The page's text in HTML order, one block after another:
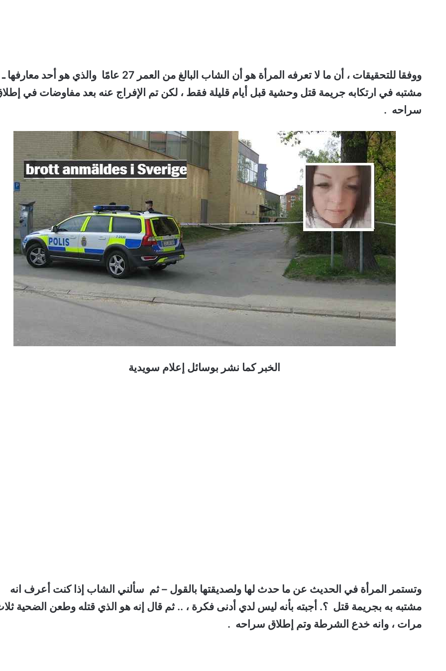
ووفقا للتحقيقات ، أن ما لا تعرفه المرأة هو أن الشاب البالغ من العمر 27 عامًا والذي هو أحد
مشتبه في ارتكابه جريمة قتل وحشية قبل أيام قليلة فقط ، لكن تم الإفراج عنه بعد مفاوضات في
سراحه .
الخبر كما نشر بوسائل إعلام سويدية
وتستمر المرأة في الحديث عن ما حدث لها ولصديقتها بالقول – ثم سألني الشاب إذا كنت أعرف انه
مشتبه به بجريمة قتل ؟. أجبته بأنه ليس لدي أدنى فكرة ، .. ثم قال إنه هو الذي قتله وطعن الضحية
مرات ، وانه خدع الشرطة وتم إطلاق سراحه .